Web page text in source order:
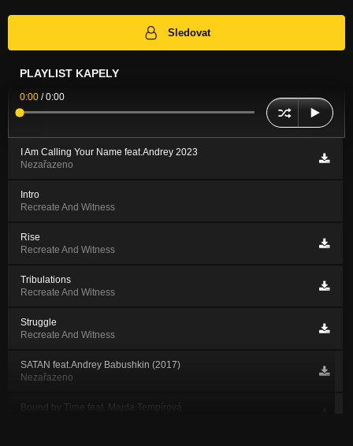
Sledovat
PLAYLIST KAPELY
0:00 /0:00
I Am Calling Your Name feat.Andrey 2023
Nezařazeno
Intro
Recreate And Witness
Rise
Recreate And Witness
Tribulations
Recreate And Witness
Struggle
Recreate And Witness
SATAN feat.Andrey Babushkin (2017)
Nezařazeno
Bound by Time feat. Majda Tempírová